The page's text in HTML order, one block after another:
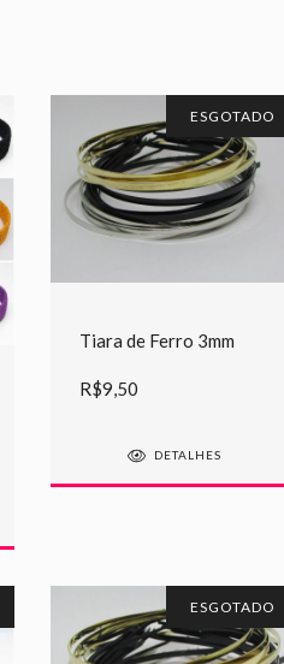
ESGOTADO
Tiara de Ferro 3mm
R$9,50
DETALHES
ESGOTADO